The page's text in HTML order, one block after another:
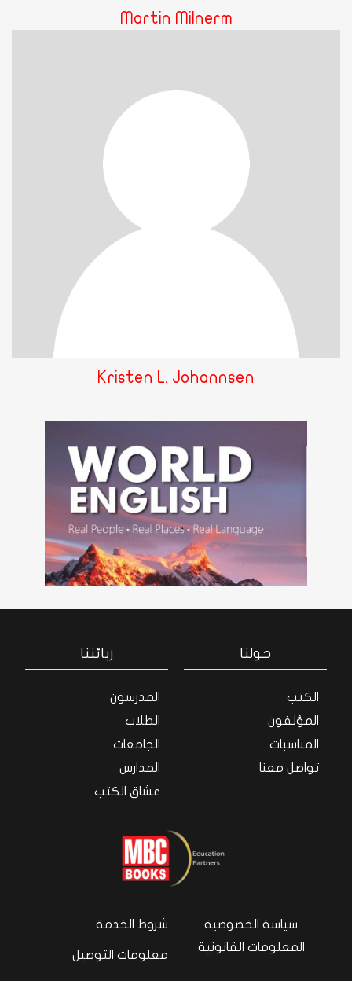
Martin Milnerm
Kristen L. Johannsen
حولنا
الكتب
المؤلفون
المناسبات
تواصل معنا
زبائننا
المدرسون
الطلاب
الجامعات
المدارس
عشاق الكتب
سياسة الخصوصية
المعلومات القانونية
شروط الخدمة
معلومات التوصيل